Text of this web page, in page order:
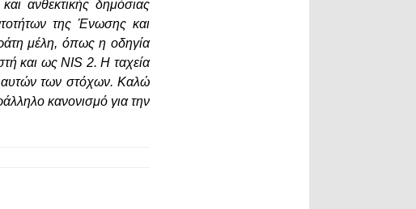
ανθεκτικής δημόσιας
της Ένωσης και
μέλη, όπως η οδηγία
και ως NIS 2. Η ταχεία
αυτών των στόχων. Καλώ
κανονισμό για την